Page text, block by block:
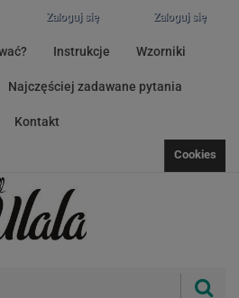
Zaloguj się
Zaloguj się
Instrukcje Wzorniki
Najczęściej zadawane pytania
Kontakt
Cookies